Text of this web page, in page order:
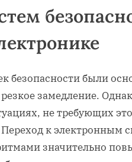
безопасности были
замедление.
не требующих
к электронным
значительно